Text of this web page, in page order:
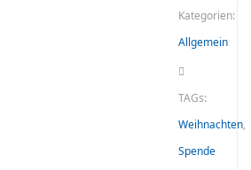
Kategorien:
Allgemein
TAGs:
Weihnachten,
Spende